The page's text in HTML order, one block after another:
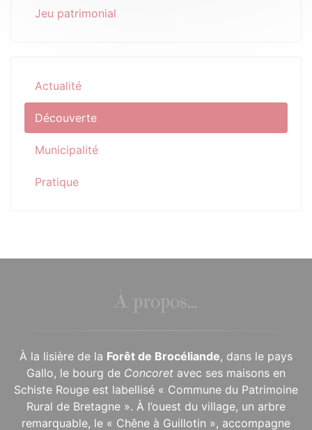
Jeu patrimonial
Actualité
Découverte
Municipalité
Pratique
À propos...
À la lisière de la Forêt de Brocéliande, dans le pays
Gallo, le bourg de Concoret avec ses maisons en
Schiste Rouge est labellisé « Commune du Patrimoine
Rural de Bretagne ». À l’ouest du village, un arbre
remarquable, le « Chêne à Guillotin », accompagne